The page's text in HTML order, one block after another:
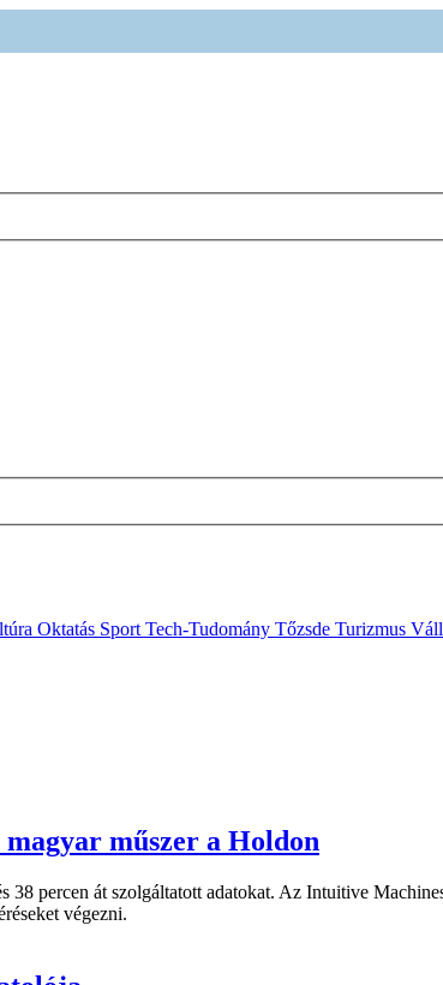
Oktatás Sport Tech-Tudomány Tőzsde Turizmus
műszer a Holdon
percen át szolgáltatott adatokat. Az Intuitive
végezni.